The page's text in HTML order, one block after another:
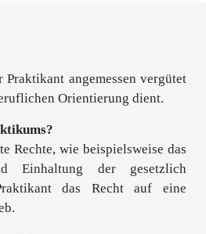
angemessen vergütet
Orientierung dient.
Rechte, wie beispielsweise das
Einhaltung der gesetzlich
das Recht auf eine